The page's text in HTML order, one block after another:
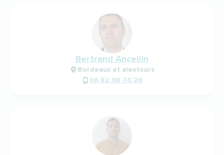
Bertrand Ancellin
Bordeaux et alentours
06 82 98 76 28